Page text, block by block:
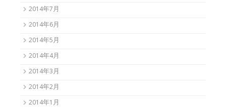
2014年7月
2014年6月
2014年5月
2014年4月
2014年3月
2014年2月
2014年1月